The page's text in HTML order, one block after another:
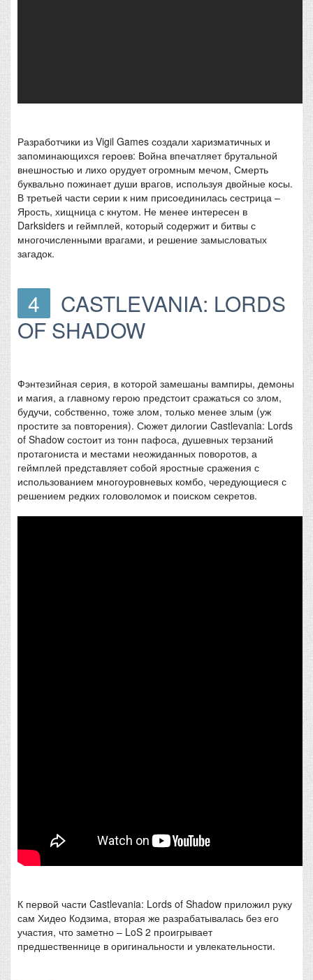
Разработчики из Vigil Games создали харизматичных и
запоминающихся героев: Война впечатляет брутальной
внешностью и лихо орудует огромным мечом, Смерть
буквально пожинает души врагов, используя двойные косы.
В третьей части серии к ним присоединилась сестрица –
Ярость, хищница с кнутом. Не менее интересен в
Darksiders и геймплей, который содержит и битвы с
многочисленными врагами, и решение замысловатых
загадок.
4
CASTLEVANIA: LORDS
OF SHADOW
Фэнтезийная серия, в которой замешаны вампиры, демоны
и магия, а главному герою предстоит сражаться со злом,
будучи, собственно, тоже злом, только менее злым (уж
простите за повторения). Сюжет дилогии Castlevania: Lords
of Shadow состоит из тонн пафоса, душевных терзаний
протагониста и местами неожиданных поворотов, а
геймплей представляет собой яростные сражения с
использованием многоуровневых комбо, чередующиеся с
решением редких головоломок и поиском секретов.
К первой части Castlevania: Lords of Shadow приложил руку
сам Хидео Кодзима, вторая же разрабатывалась без его
участия, что заметно – LoS 2 проигрывает
предшественнице в оригинальности и увлекательности.